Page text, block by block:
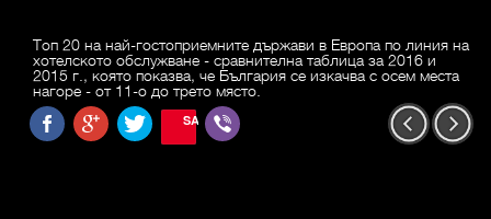
Топ 20 на най-гостоприемните държави в Европа по линия на
хотелското обслужване - сравнителна таблица за 2016 и
2015 г., която показва, че България се изкачва с осем места
нагоре - от 11-о до трето място.
SAVE